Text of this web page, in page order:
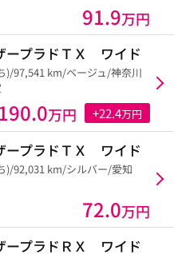
91.9万円
ープラドＴＸ ワイド
)/97,541 km/ベージュ/神奈川
190.0万円 +22.4万円
ープラドＴＸ ワイド
)/92,031 km/シルバー/愛知
72.0万円
ープラドＲＸ ワイド